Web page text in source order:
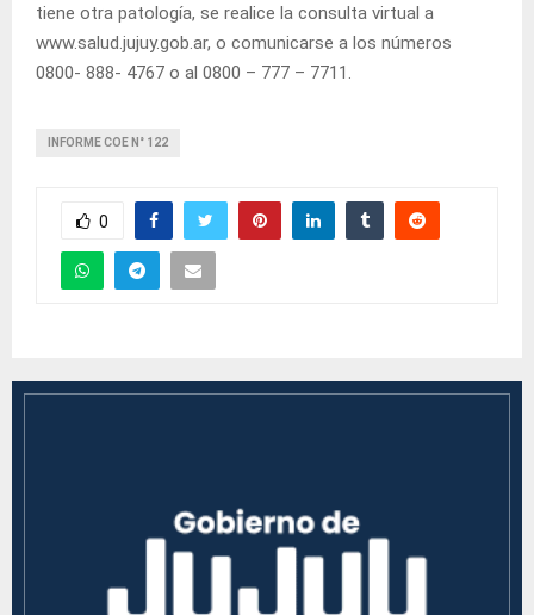
tiene otra patología, se realice la consulta virtual a
www.salud.jujuy.gob.ar, o comunicarse a los números
0800- 888- 4767 o al 0800 – 777 – 7711.
INFORME COE N° 122
0